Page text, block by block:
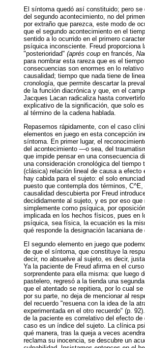
El síntoma quedó así constituido; pero
del segundo acontecimiento, no del
por extraño que parezca, este modo de
que el segundo acontecimiento en el
sentido a lo ocurrido en el primero
psíquica inconsciente. Freud proporciona
"posterioridad" (aprés coup en francés,
para nombrar esta rareza que es el
consecuencias son enormes en lo
causalidad; tiempo que nada tiene de
cronología, que permite descartar la
de la función diacrónica y que, en el
Jacques Lacan radicaliza hasta
explicativo de la significación, que solo
al término de la cadena hablada.
Repasemos rápidamente, con el caso
elementos en juego en esta concepción
síntoma. En primer lugar, el
del acontecimiento —o sea, del
que impide pensar en una consecuencia
una consideración cronológica del tiempo
(clásica) relación lineal de causa a efecto
hay cabida para el sujeto: el solo
puesto que contempla dos términos,
causalidad descubierta por Freud
decididamente al sujeto, y es por eso que
simplemente como psíquica, por
implicada en los hechos físicos, pues en
psíquica, sea física, la ecuación es la
qué responde la designación lacaniana
El segundo elemento en juego que
de que el síntoma, que constituye la
decir, no absuelve al sujeto, es decir,
Ya la paciente de Freud afirma en el
sorprendente para ella misma: que luego
pastelero, regresó a la tienda una
que el atentado se repitiera, por lo cual se
por su parte, no deja de mencionar al
del recuerdo "resuena con la idea de la
experimentada en el otro recuerdo" (p.
de la paciente es correlativo del efecto
caso es un índice del sujeto. La clínica
qué manera, tras la queja a veces
reclama su inocencia, se descubre un